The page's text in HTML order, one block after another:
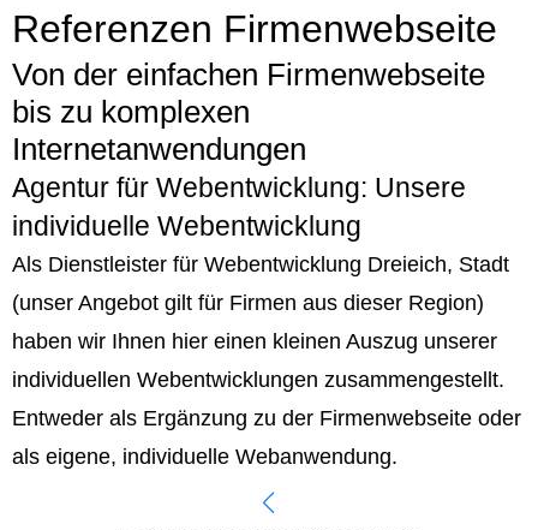
Referenzen Firmenwebseite
Von der einfachen Firmenwebseite
bis zu komplexen
Internetanwendungen
Agentur für Webentwicklung: Unsere
individuelle Webentwicklung
Als Dienstleister für Webentwicklung Dreieich, Stadt
(unser Angebot gilt für Firmen aus dieser Region)
haben wir Ihnen hier einen kleinen Auszug unserer
individuellen Webentwicklungen zusammengestellt.
Entweder als Ergänzung zu der Firmenwebseite oder
als eigene, individuelle Webanwendung.